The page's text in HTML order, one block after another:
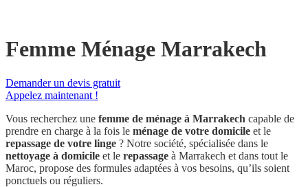
Femme Ménage Marrakech
Demander un devis gratuit
Appelez maintenant !
Vous recherchez une femme de ménage à Marrakech capable de
prendre en charge à la fois le ménage de votre domicile et le
repassage de votre linge ? Notre société, spécialisée dans le
nettoyage à domicile et le repassage à Marrakech et dans tout le
Maroc, propose des formules adaptées à vos besoins, qu’ils soient
ponctuels ou réguliers.